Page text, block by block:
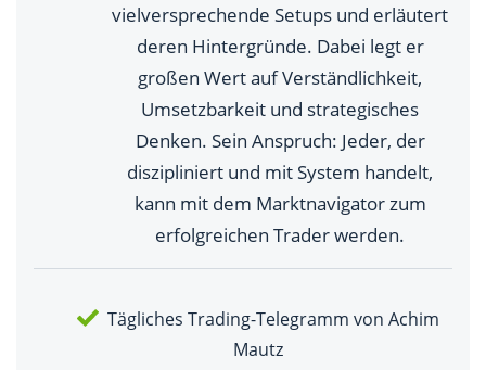
vielversprechende Setups und erläutert
deren Hintergründe. Dabei legt er
großen Wert auf Verständlichkeit,
Umsetzbarkeit und strategisches
Denken. Sein Anspruch: Jeder, der
diszipliniert und mit System handelt,
kann mit dem Marktnavigator zum
erfolgreichen Trader werden.
Tägliches Trading-Telegramm von Achim
Mautz